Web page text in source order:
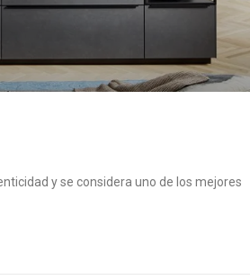
y se considera uno de los mejores